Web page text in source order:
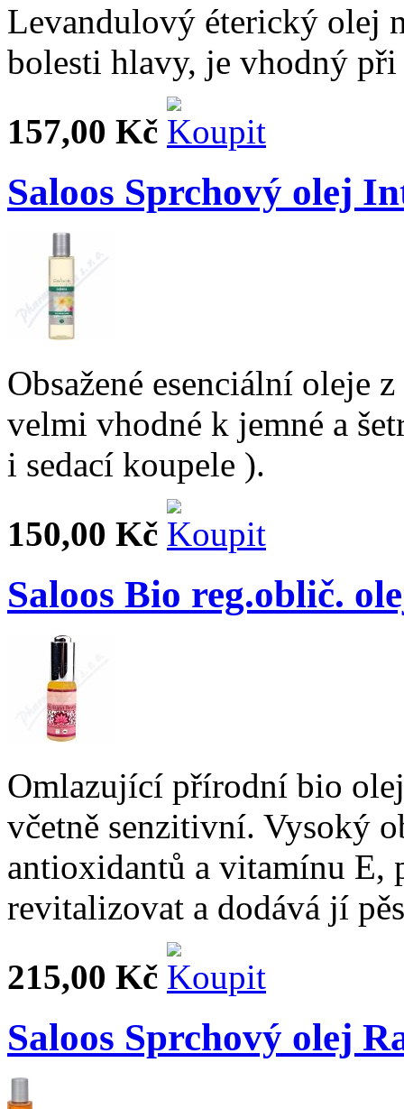
Levandulový éterický olej
bolesti hlavy, je vhodný při
157,00 Kč
Saloos Sprchový olej
Obsažené esenciální oleje
velmi vhodné k jemné a
i sedací koupele ).
150,00 Kč
Saloos Bio reg.oblič.
Omlazující přírodní bio
včetně senzitivní. Vysoký
antioxidantů a vitamínu E,
revitalizovat a dodává jí
215,00 Kč
Saloos Sprchový olej